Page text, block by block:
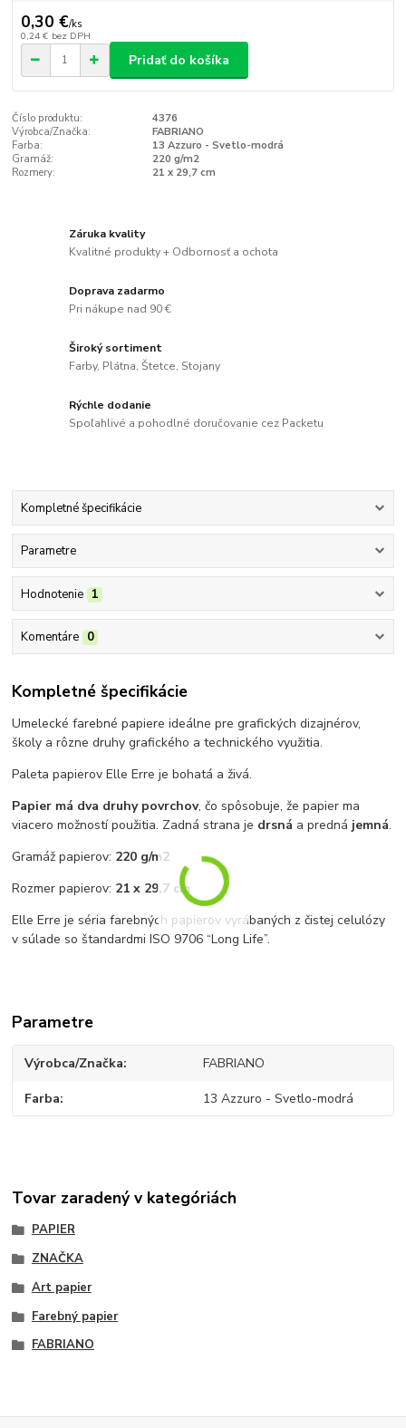
0,30 €/ks
0,24 € bez DPH
Pridať do košíka
Číslo produktu:
4376
Výrobca/Značka:
FABRIANO
Farba:
13 Azzuro - Svetlo-modrá
Gramáž:
220 g/m2
Rozmery:
21 x 29,7 cm
Záruka kvality
Kvalitné produkty + Odbornosť a ochota
Doprava zadarmo
Pri nákupe nad 90 €
Široký sortiment
Farby, Plátna, Štetce, Stojany
Rýchle dodanie
Spoľahlivé a pohodlné doručovanie cez Packetu
Kompletné špecifikácie
Parametre
Hodnotenie 1
Komentáre 0
Kompletné špecifikácie
Umelecké farebné papiere ideálne pre grafických dizajnérov,
školy a rôzne druhy grafického a technického využitia.
Paleta papierov Elle Erre je bohatá a živá.
Papier má dva druhy povrchov, čo spôsobuje, že papier ma
viacero možností použitia. Zadná strana je drsná a predná jemná.
Gramáž papierov: 220 g/m2
Rozmer papierov: 21 x 29,7 cm
Elle Erre je séria farebných papierov vyrábaných z čistej celulózy
v súlade so štandardmi ISO 9706 “Long Life”.
Parametre
Výrobca/Značka FABRIANO
Farba 13 Azzuro - Svetlo-modrá
Tovar zaradený v kategóriách
PAPIER
ZNAČKA
Art papier
Farebný papier
FABRIANO